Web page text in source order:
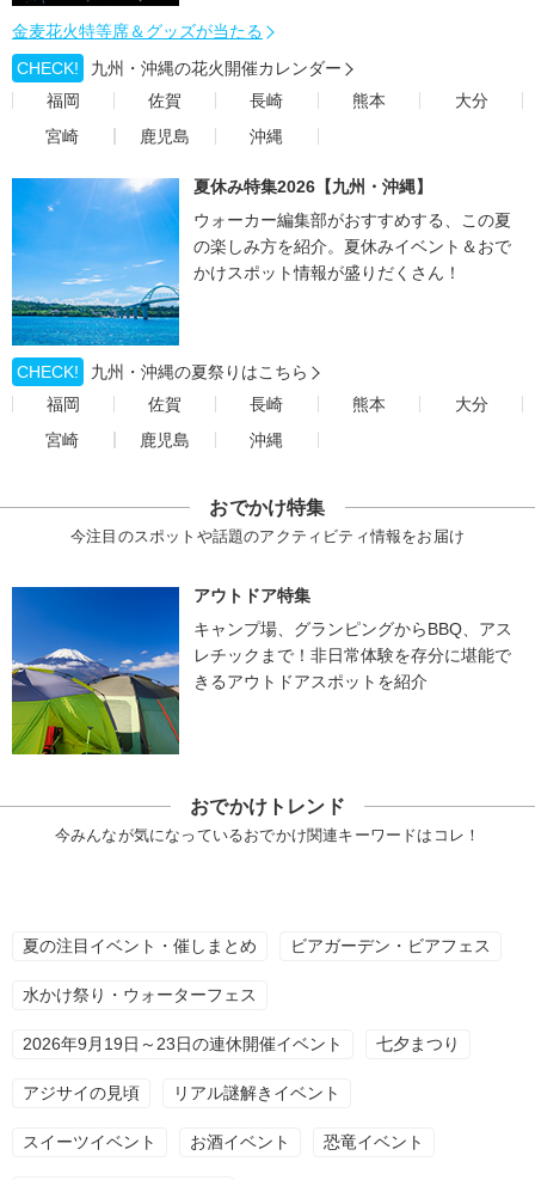
金麦花火特等席＆グッズが当たる
CHECK!
九州・沖縄の花火開催カレンダー
福岡
佐賀 長崎 熊本
大分
宮崎
鹿児島 沖縄
夏休み特集2026【九州・沖縄】
ウォーカー編集部がおすすめする、この夏
の楽しみ方を紹介。夏休みイベント＆おで
かけスポット情報が盛りだくさん！
CHECK!
九州・沖縄の夏祭りはこちら
福岡
佐賀 長崎 熊本
大分
宮崎
鹿児島 沖縄
おでかけ特集
今注目のスポットや話題のアクティビティ情報をお届け
アウトドア特集
キャンプ場、グランピングからBBQ、アス
レチックまで！非日常体験を存分に堪能で
きるアウトドアスポットを紹介
おでかけトレンド
今みんなが気になっているおでかけ関連キーワードはコレ！
夏の注目イベント・催しまとめ ビアガーデン・ビアフェス
水かけ祭り・ウォーターフェス
2026年9月19日～23日の連休開催イベント 七夕まつり
アジサイの見頃 リアル謎解きイベント
スイーツイベント お酒イベント 恐竜イベント